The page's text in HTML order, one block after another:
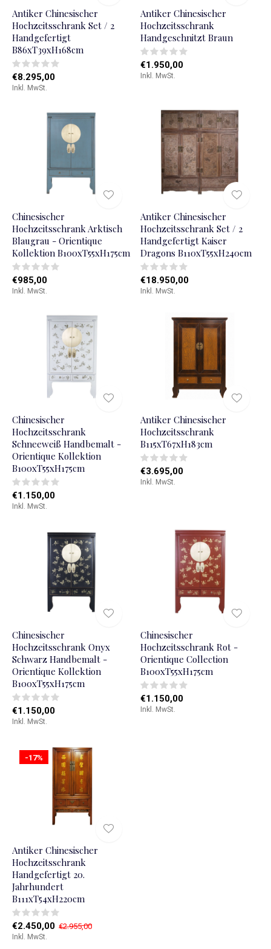
Antiker Chinesischer
Hochzeitsschrank Set / 2
Handgefertigt
B86xT39xH168cm
€8.295,00
Inkl. MwSt.
Antiker Chinesischer
Hochzeitsschrank
Handgeschnitzt Braun
€1.950,00
Inkl. MwSt.
Chinesischer
Hochzeitsschrank Arktisch
Blaugrau - Orientique
Kollektion B100xT55xH175cm
€985,00
Inkl. MwSt.
Antiker Chinesischer
Hochzeitsschrank Set / 2
Handgefertigt Kaiser
Dragons B110xT55xH240cm
€18.950,00
Inkl. MwSt.
Chinesischer
Hochzeitsschrank
Schneeweiß Handbemalt -
Orientique Kollektion
B100xT55xH175cm
€1.150,00
Inkl. MwSt.
Antiker Chinesischer
Hochzeitsschrank
B115xT67xH183cm
€3.695,00
Inkl. MwSt.
Chinesischer
Hochzeitsschrank Onyx
Schwarz Handbemalt -
Orientique Kollektion
B100xT55xH175cm
€1.150,00
Inkl. MwSt.
Chinesischer
Hochzeitsschrank Rot -
Orientique Collection
B100xT55xH175cm
€1.150,00
Inkl. MwSt.
-17%
Antiker Chinesischer
Hochzeitsschrank
Handgefertigt 20.
Jahrhundert
B111xT54xH220cm
€2.450,00 €2.955,00
Inkl. MwSt.